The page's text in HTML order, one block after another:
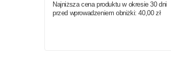
Najniższa cena produktu w okresie 30 dni
przed wprowadzeniem obniżki:40,00 zł